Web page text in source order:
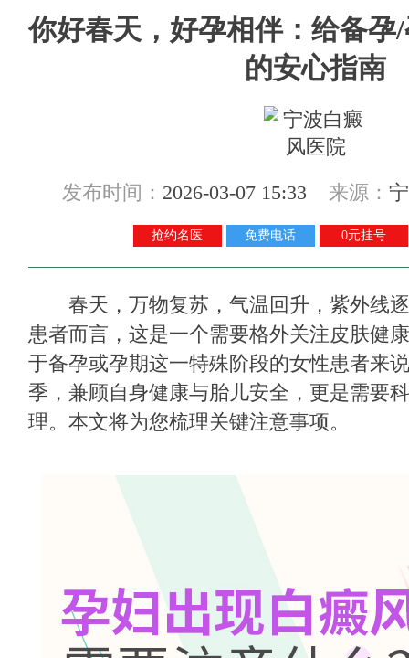
你好春天，好孕相伴：给备孕
的安心指南
发布时间： 2026-03-07 15:33 来源：
抢约名医 免费电话 0元挂号
春天，万物复苏，气温回升，紫外线逐
患者而言，这是一个需要格外关注皮肤健
于备孕或孕期这一特殊阶段的女性患者来
季，兼顾自身健康与胎儿安全，更是需要
理。本文将为您梳理关键注意事项。